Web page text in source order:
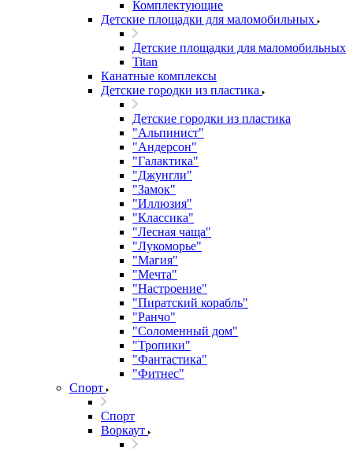
Комплектующие
Детские площадки для маломобильных
Детские площадки для маломобильных
Titan
Канатные комплексы
Детские городки из пластика
Детские городки из пластика
"Альпинист"
"Андерсон"
"Галактика"
"Джунгли"
"Замок"
"Иллюзия"
"Классика"
"Лесная чаща"
"Лукоморье"
"Магия"
"Мечта"
"Настроение"
"Пиратский корабль"
"Ранчо"
"Соломенный дом"
"Тропики"
"Фантастика"
"Фитнес"
Спорт
Спорт
Воркаут